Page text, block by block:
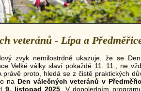
veteránů - Lípa a
zvyk nemilostrdně ukazuje, že se
Velké války slaví pokaždé 11. 11., ne
právě proto, hledá se z čistě praktických
na Den válečných veteránů v
9. listopad 2025 . V dopoledním